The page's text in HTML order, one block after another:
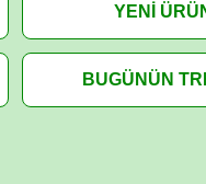
YENİ
BUGÜNÜN